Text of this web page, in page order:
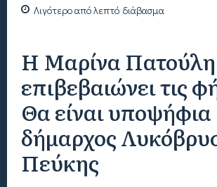
Λιγότερο απόλεπτό διάβασμα
Η Μαρίνα Πατούλη
επιβεβαιώνει τις
Θα είναι υποψήφια
δήμαρχος
Πεύκης